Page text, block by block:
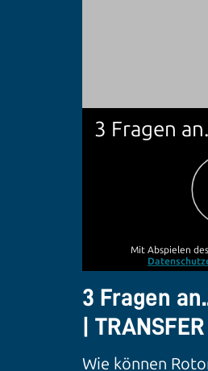
Mit Abspielen
3 Fragen
|
Magazin
Wie können